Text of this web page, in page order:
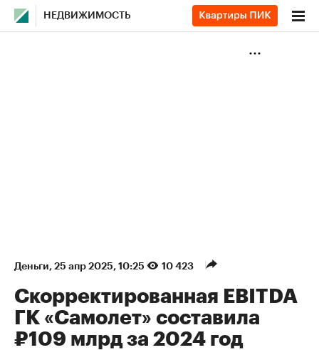
НЕДВИЖИМОСТЬ
Деньги⁠, 25 апр 2025, 10:25 10 423
Скорректированная EBITDA
ГК «Самолет» составила
₽109 млрд за 2024 год